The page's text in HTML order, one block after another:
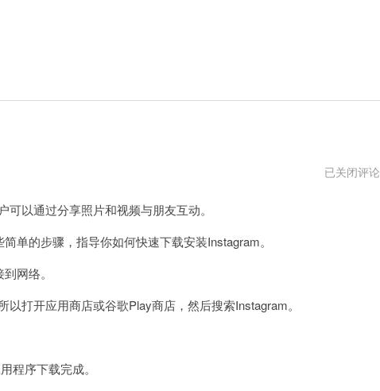
instagram
已关闭评论
以通过分享照片和视频与朋友互动。
的步骤，指导你如何快速下载安装Instagram。
网络。
打开应用商店或谷歌Play商店，然后搜索Instagram。
序下载完成。